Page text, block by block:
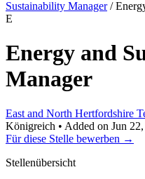
Sustainability Manager /
E
Energy and
Manager
East and North Hertfordshire
Königreich • Added on Jun
Für diese Stelle bewerben →
Stellenübersicht